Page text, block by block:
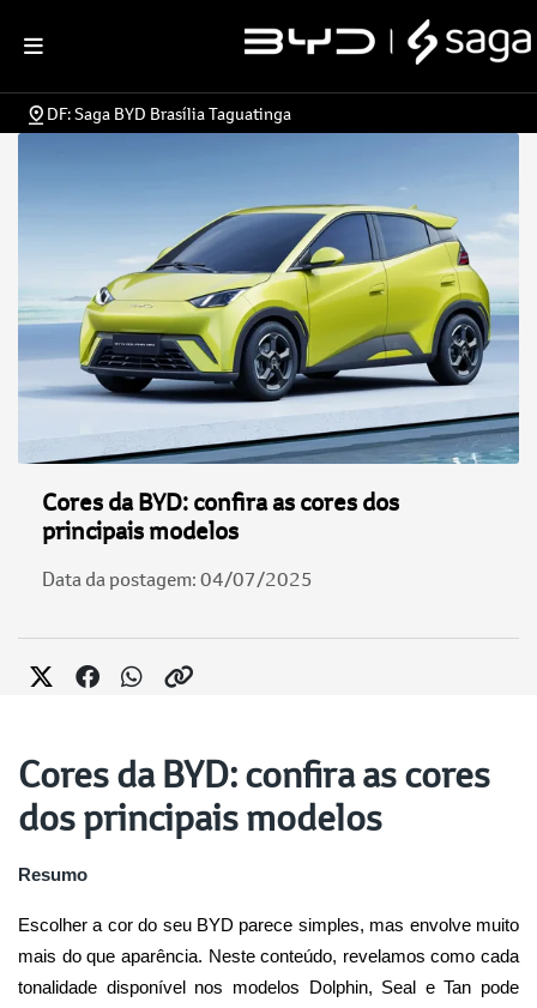
DF: Saga BYD Brasília Taguatinga
Cores da BYD: confira as cores dos
principais modelos
Data da postagem: 04/07/2025
Cores da BYD: confira as cores
dos principais modelos
Resumo
Escolher a cor do seu BYD parece simples, mas envolve muito
mais do que aparência. Neste conteúdo, revelamos como cada
tonalidade disponível nos modelos Dolphin, Seal e Tan pode